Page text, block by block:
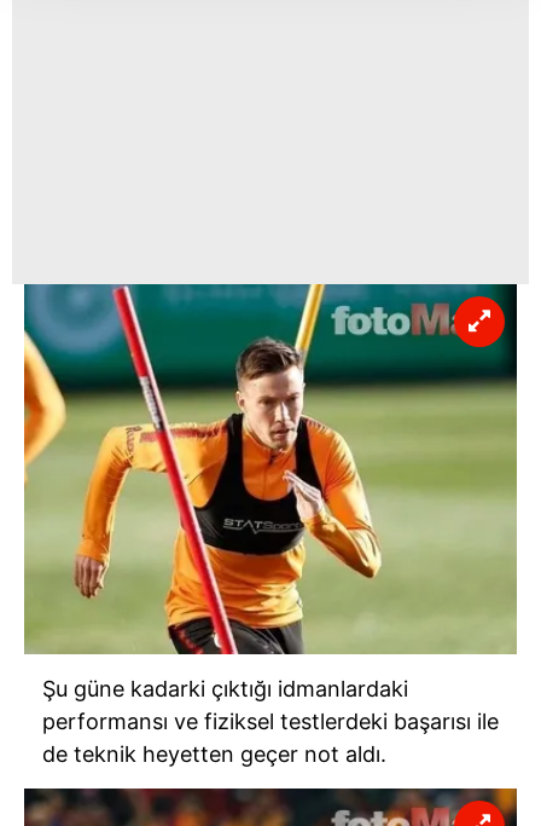
kılınması ve kişiselleştirilmesi ve sizlere yönelik
reklam/pazarlama faaliyetlerinin yapılması, amaçlarıyla
sınırlı olarak açık rızanız dahilinde kullanılacaktır.
Çerezlere ilişkin tercihlerinizi aşağıda yer alan panel
vasıtasıyla belirleyebilirsiniz. Çerezlere ilişkin detaylı bilgi
için Ayarlar butonuna tıklayabilir, Çerez Bilgilendirme
Metnimizi ziyaret edebilirsiniz.
6698 sayılı Kişisel Verilerin Korunması Kanunu uyarınca
hazırlanmış Aydınlatma Metnimizi okumak ve sitemizde
ilgili mevzuata uygun olarak kullanılan çerezlerle ilgili bilgi
tıklayınız.
Şu güne kadarki çıktığı idmanlardaki
performansı ve fiziksel testlerdeki başarısı ile
de teknik heyetten geçer not aldı.